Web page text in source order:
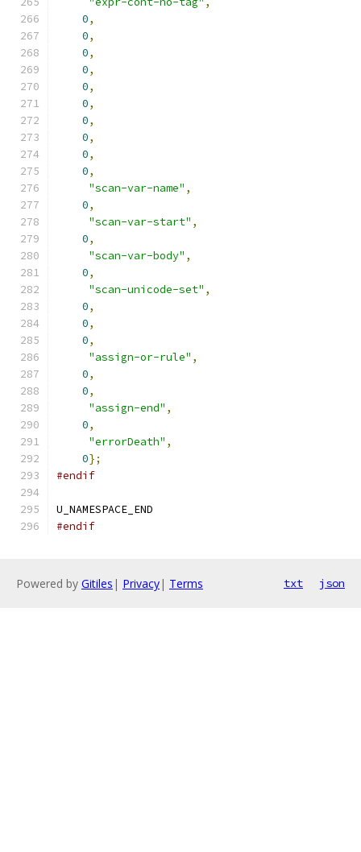
0,
0,
0,
0,
0,
0,
0,
0,
0,
0,
"scan-var-name" ,
0,
"scan-var-start" ,
0,
"scan-var-body" ,
0,
"scan-unicode-set" ,
0,
0,
0,
"assign-or-rule" ,
0,
0,
"assign-end" ,
0,
"errorDeath" ,
0};
#endif
U_NAMESPACE_END
#endif
Powered by Gitiles | Privacy| Terms txt json